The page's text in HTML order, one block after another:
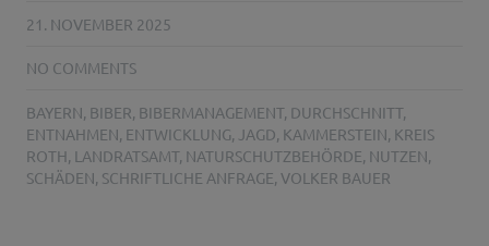
21. NOVEMBER 2025
NO COMMENTS
BAYERN, BIBER, BIBERMANAGEMENT, DURCHSCHNITT,
ENTNAHMEN, ENTWICKLUNG, JAGD, KAMMERSTEIN, KREIS
ROTH, LANDRATSAMT, NATURSCHUTZBEHÖRDE, NUTZEN,
SCHÄDEN, SCHRIFTLICHE ANFRAGE, VOLKER BAUER